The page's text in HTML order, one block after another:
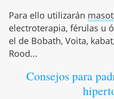
Para ello utilizarán
electroterapia, férulas u
el de Bobath, Voita,
Rood...
Consejos para